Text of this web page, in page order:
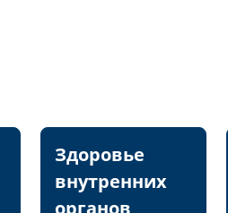
Здоровье
внутренних
органов